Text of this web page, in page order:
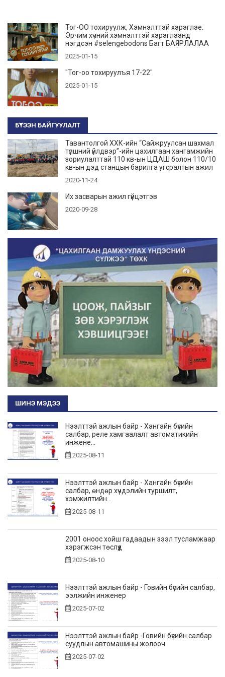
Тог-ОО тохируулж, Хэмнэлттэй хэрэглэе.
Эрчим хүчний хэмнэлттэй хэрэглээнд
нэгдсэн #selengebodons Багт БАЯРЛАЛАА
2025-01-15
"Тог-оо тохируулъя 17-22"
2025-01-15
БҮТЭЭН БАЙГУУЛАЛТ
Тавантолгой ХХК-ийн “Сайжруулсан шахмал
түлшний үйлдвэр”-ийн цахилгаан хангамжийн
зориулалттай 110 кв-ын ЦДАШ болон 110/10
кв-ын дэд станцын барилга угсралтын ажил
2020-11-24
Их засварын ажил гүйцэтгэв
2020-09-28
ШИНЭ МЭДЭЭ
Нээлттэй ажлын байр - Хангайн бүсийн
салбар, реле хамгаалалт автоматикийн
инжене...
2025-08-11
Нээлттэй ажлын байр - Хангайн бүсийн
салбар, өндөр хүчдэлийн туршилт,
хэмжилтийн...
2025-08-11
2001 оноос хойш гадаадын зээл тусламжаар
хэрэгжсэн төслүүд
2025-08-10
Нээлттэй ажлын байр - Говийн бүсийн салбар,
ээлжийн инженер
2025-07-02
Нээлттэй ажлын байр -Говийн бүсийн салбар
суудлын автомашины жолооч
2025-07-02